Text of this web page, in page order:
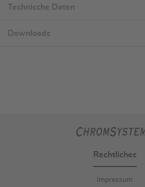
Technische Daten
Downloads
Rechtliches
Impressum